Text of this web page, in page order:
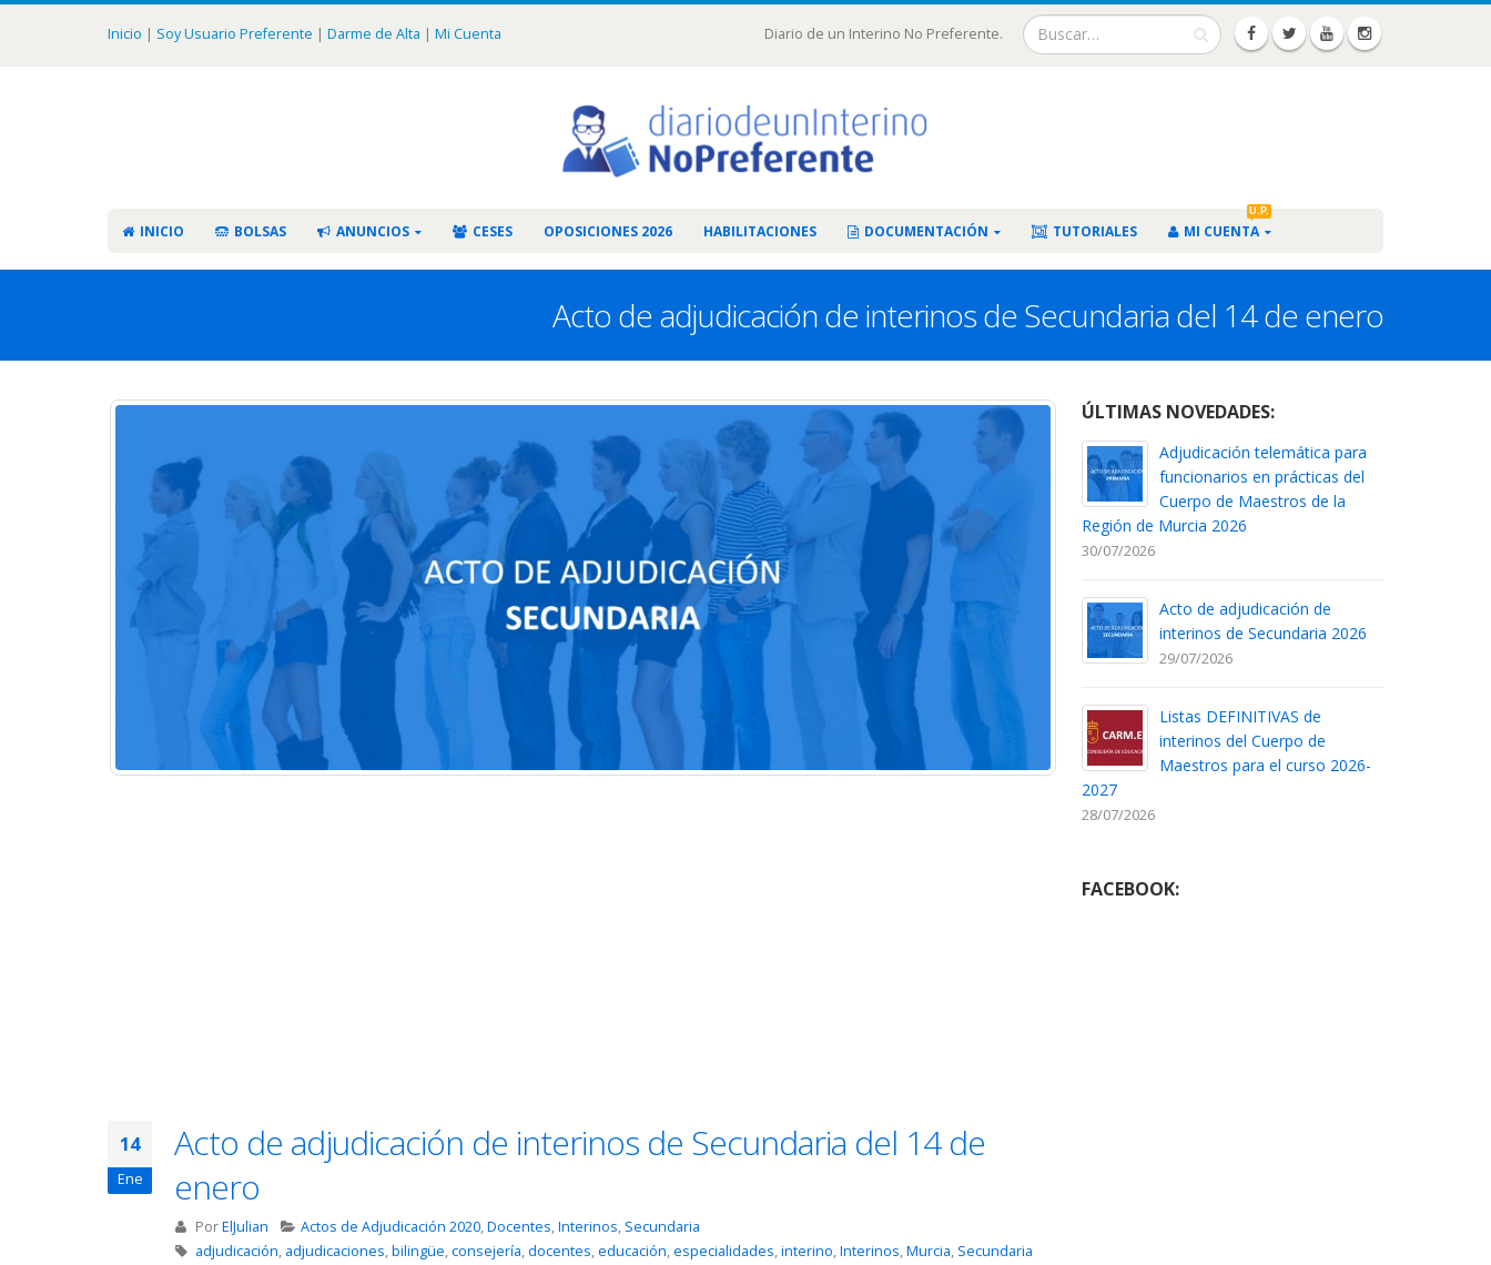
Inicio | Soy Usuario Preferente | Darme de Alta | Mi Cuenta Diario de un Interino No Preferente.
INICIO BOLSAS ANUNCIOS CESES OPOSICIONES 2026 HABILITACIONES DOCUMENTACIÓN TUTORIALES MI CUENTA
U.P.
Acto de adjudicación de interinos de Secundaria del 14 de enero
14
Ene
Acto de adjudicación de interinos de Secundaria del 14 de
enero
PorElJulian Actos de Adjudicación 2020,Docentes,Interinos, Secundaria
adjudicación, adjudicaciones,bilingüe,consejería,docentes,educación,especialidades,interino,Interinos,Murcia, Secundaria
ÚLTIMAS NOVEDADES:
Adjudicación telemática para
funcionarios en prácticas del
Cuerpo de Maestros de la
Región de Murcia 2026
30/07/2026
Acto de adjudicación de
interinos de Secundaria 2026
29/07/2026
Listas DEFINITIVAS de
interinos del Cuerpo de
Maestros para el curso 2026-
2027
28/07/2026
FACEBOOK: